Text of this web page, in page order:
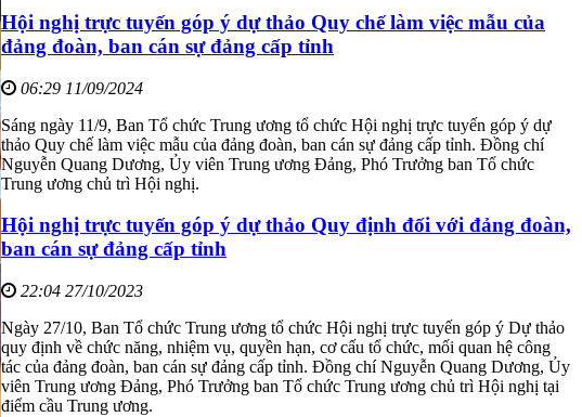
Hội nghị trực tuyến góp ý dự thảo Quy chế làm việc mẫu của
đảng đoàn, ban cán sự đảng cấp tỉnh
06:29 11/09/2024
Sáng ngày 11/9, Ban Tổ chức Trung ương tổ chức Hội nghị trực tuyến góp ý dự
thảo Quy chế làm việc mẫu của đảng đoàn, ban cán sự đảng cấp tỉnh. Đồng chí
Nguyễn Quang Dương, Ủy viên Trung ương Đảng, Phó Trưởng ban Tổ chức
Trung ương chủ trì Hội nghị.
Hội nghị trực tuyến góp ý dự thảo Quy định đối với đảng đoàn,
ban cán sự đảng cấp tỉnh
22:04 27/10/2023
Ngày 27/10, Ban Tổ chức Trung ương tổ chức Hội nghị trực tuyến góp ý Dự thảo
quy định về chức năng, nhiệm vụ, quyền hạn, cơ cấu tổ chức, mối quan hệ công
tác của đảng đoàn, ban cán sự đảng cấp tỉnh. Đồng chí Nguyễn Quang Dương, Ủy
viên Trung ương Đảng, Phó Trưởng ban Tổ chức Trung ương chủ trì Hội nghị tại
điểm cầu Trung ương.